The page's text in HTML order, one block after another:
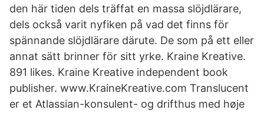
den här tiden dels träffat en massa slöjdlärare,
dels också varit nyfiken på vad det finns för
spännande slöjdlärare därute. De som på ett eller
annat sätt brinner för sitt yrke. Kraine Kreative.
891 likes. Kraine Kreative independent book
publisher. www.KraineKreative.com Translucent
er et Atlassian-konsulent- og drifthus med høje